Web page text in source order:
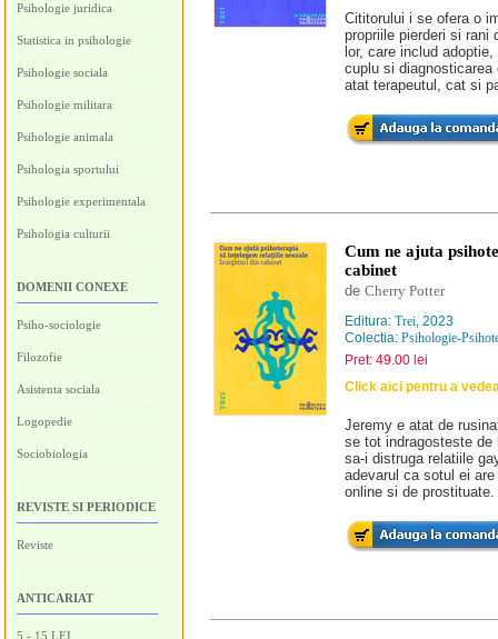
Psihologie juridica
Statistica in psihologie
Psihologie sociala
Psihologie militara
Psihologie animala
Psihologia sportului
Psihologie experimentala
Psihologia culturii
DOMENII CONEXE
Psiho-sociologie
Filozofie
Asistenta sociala
Logopedie
Sociobiologia
REVISTE SI PERIODICE
Reviste
ANTICARIAT
5 - 15 LEI
Cititorului i se ofera o
propriile pierderi si
lor, care includ
cuplu si diagnosticarea
atat terapeutul, cat si
Cum ne ajuta
cabinet
de Cherry Potter
Editura: Trei, 2023
Colectia: Psihologie-
Pret: 49.00 lei
Click aici pentru a
Jeremy e atat de
se tot indragosteste de
sa-i distruga relatiile
adevarul ca sotul ei
online si de prostituate.